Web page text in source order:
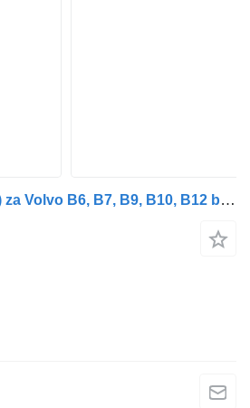
Goodyear B9 (01.02-) za Volvo B6, B7, B9, B10, B12 bus (1978-2011)